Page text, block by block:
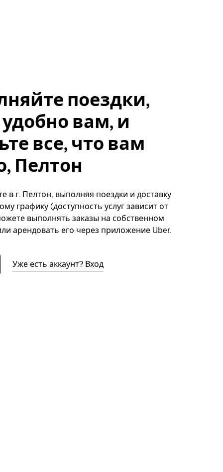
поездки,
удобно вам, и
все, что вам
Пелтон
в г. Пелтон, выполняя поездки и доставку
графику (доступность услуг зависит от
выполнять заказы на собственном
арендовать его через приложение Uber.
Уже есть аккаунт? Вход